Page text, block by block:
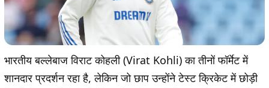
भारतीय बल्लेबाज विराट कोहली (Virat Kohli) का तीनों फॉर्मेट में
शानदार प्रदर्शन रहा है, लेकिन जो छाप उन्होंने टेस्ट क्रिकेट में छोड़ी